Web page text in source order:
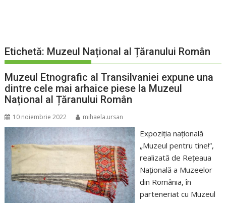
Etichetă: Muzeul Național al Țăranului Român
Muzeul Etnografic al Transilvaniei expune una
dintre cele mai arhaice piese la Muzeul
Național al Țăranului Român
10 noiembrie 2022 mihaela.ursan
Expoziția națională
„Muzeul pentru tine!”,
realizată de Rețeaua
Națională a Muzeelor
din România, în
parteneriat cu Muzeul